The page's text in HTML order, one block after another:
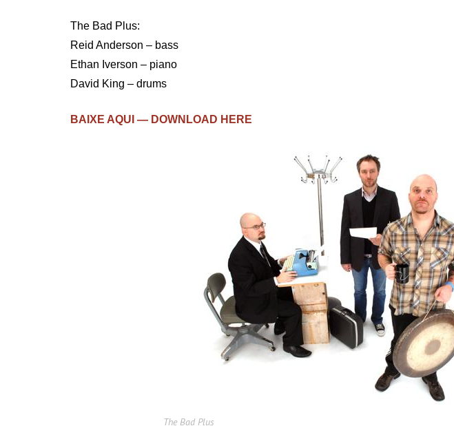
The Bad Plus:
Reid Anderson – bass
Ethan Iverson – piano
David King – drums
BAIXE AQUI — DOWNLOAD HERE
The Bad Plus